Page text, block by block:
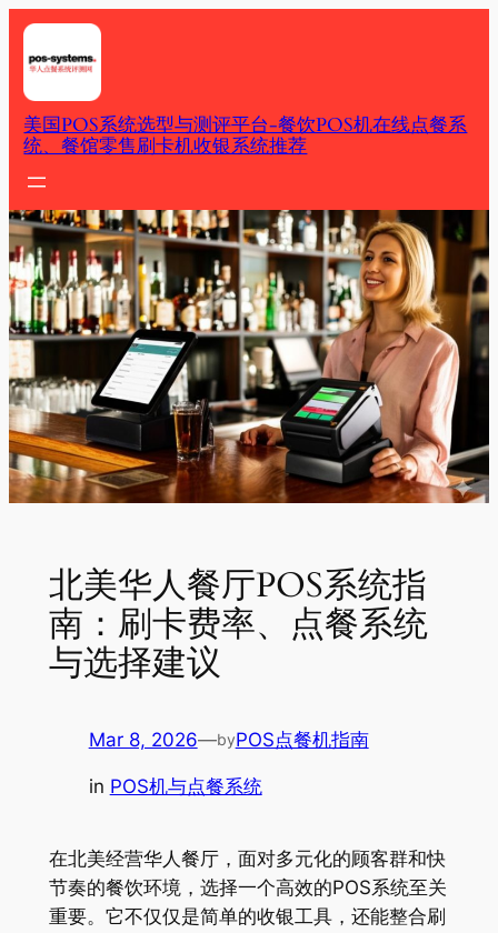
Skip
content
美国POS系统选型与测评平台-餐饮POS机在线点餐系
统、餐馆零售刷卡机收银系统推荐
北美华人餐厅POS系统指
南：刷卡费率、点餐系统
与选择建议
Mar 8, 2026—byPOS点餐机指南
in POS机与点餐系统
在北美经营华人餐厅，面对多元化的顾客群和快
节奏的餐饮环境，选择一个高效的POS系统至关
重要。它不仅仅是简单的收银工具，还能整合刷